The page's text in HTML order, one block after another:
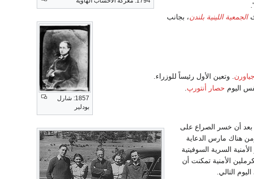
1857: شارل
بودلير
الجمعية اللينية بلندن، بجانب
. وتعين الأول رئيساً للوزراء.
اليوم حصار أنتورپ.
أن خسر الصراع على
هناك مارس الدعاية
السرية السوفيتية
الأمنية تمكنت أن
التالي.